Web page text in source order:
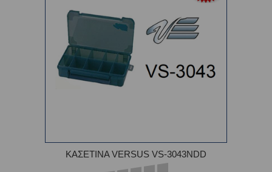
ΚΑΣΕΤΙΝA VERSUS VS-3043NDD